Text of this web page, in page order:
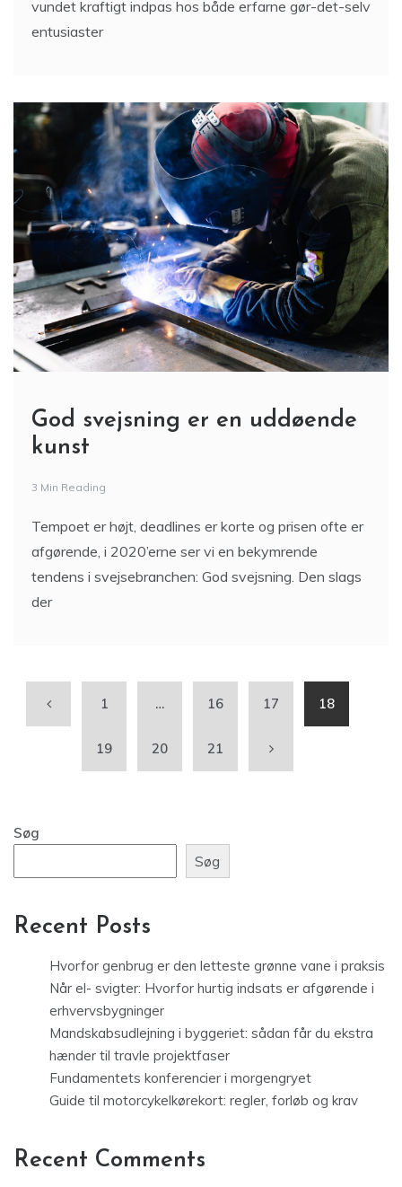
vundet kraftigt indpas hos både erfarne gør-det-selv
entusiaster
God svejsning er en uddøende
kunst
3 Min Reading
Tempoet er højt, deadlines er korte og prisen ofte er
afgørende, i 2020’erne ser vi en bekymrende
tendens i svejsebranchen: God svejsning. Den slags
der
1 … 16 17 18
19 20 21
Søg
Søg
Recent Posts
Hvorfor genbrug er den letteste grønne vane i praksis
Når el- svigter: Hvorfor hurtig indsats er afgørende i
erhvervsbygninger
Mandskabsudlejning i byggeriet: sådan får du ekstra
hænder til travle projektfaser
Fundamentets konferencier i morgengryet
Guide til motorcykelkørekort: regler, forløb og krav
Recent Comments